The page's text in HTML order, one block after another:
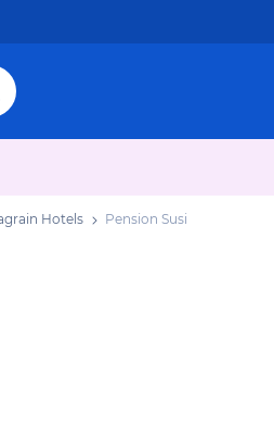
Hotels Pension Susi